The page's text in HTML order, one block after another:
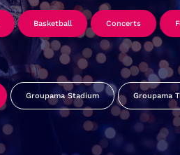
Basketball Concerts
Groupama Stadium Groupama